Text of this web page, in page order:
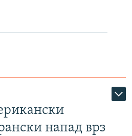
напад врз